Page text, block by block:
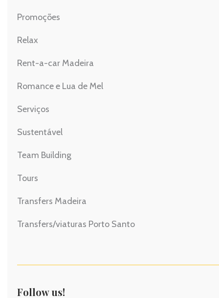
Promoções
Relax
Rent-a-car Madeira
Romance e Lua de Mel
Serviços
Sustentável
Team Building
Tours
Transfers Madeira
Transfers/viaturas Porto Santo
Follow us!